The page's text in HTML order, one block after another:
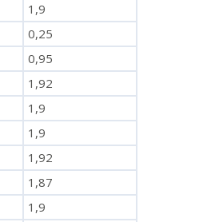
1,9
0,25
0,95
1,92
1,9
1,9
1,92
1,87
1,9